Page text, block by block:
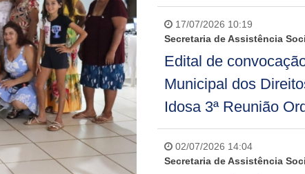
17/07/2026 10:19
Secretaria de Assistência
Edital de
Municipal dos
Idosa 3ª Reunião
02/07/2026 14:04
Secretaria de Assistência